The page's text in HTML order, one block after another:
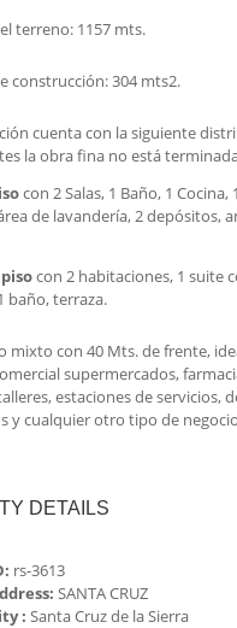
terreno: 1157 mts.
construcción: 304 mts2.
cuenta con la siguiente
la obra fina no está
con 2 Salas, 1 Baño, 1 Cocina,
de lavandería, 2 depósitos,
con 2 habitaciones, 1 suite
baño, terraza.
mixto con 40 Mts. de frente,
supermercados,
estaciones de servicios,
y cualquier otro tipo de
DETAILS
rs-3613
SANTA CRUZ
: Santa Cruz de la Sierra